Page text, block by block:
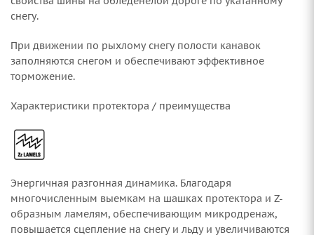
снегу.
При движении по рыхлому снегу полости канавок
заполняются снегом и обеспечивают эффективное
торможение.
Характеристики протектора / преимущества
Энергичная разгонная динамика. Благодаря
многочисленным выемкам на шашках протектора и Z-
образным ламелям, обеспечивающим микродренаж,
повышается сцепление на снегу и льду и увеличиваются